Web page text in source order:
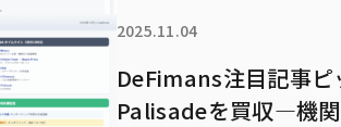
2025.11.04
DeFimans注目記事
Palisadeを買収—機